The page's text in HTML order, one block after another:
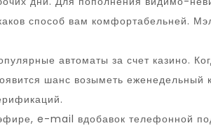
способ вам комфортабельней.
автоматы за счет казино.
шанс возыметь еженедельный
e-mail вдобавок телефонной